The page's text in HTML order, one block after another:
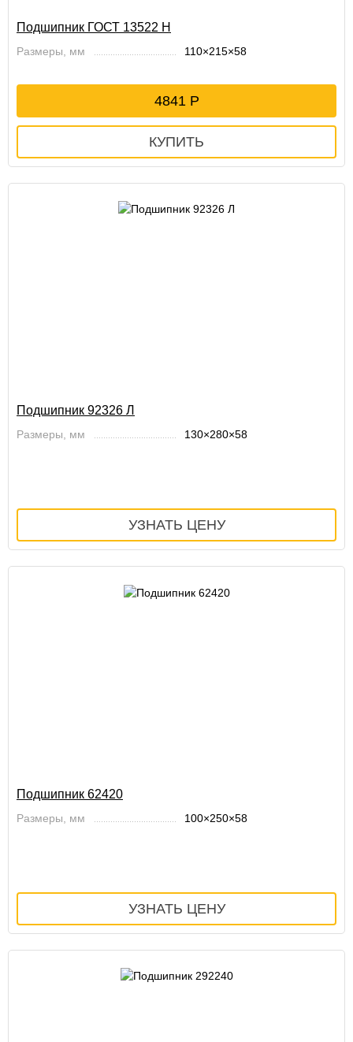
Подшипник ГОСТ 13522 Н
Размеры, мм 110×215×58
4841
Подшипник 92326 Л
Размеры, мм 130×280×58
Подшипник 62420
Размеры, мм 100×250×58